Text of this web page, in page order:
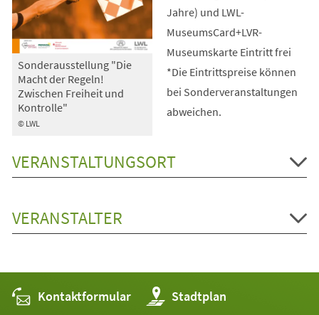
© LWL
Sonderausstellung "Die
Macht der Regeln!
Zwischen Freiheit und
Kontrolle"
Jahre) und LWL-
MuseumsCard+LVR-
Museumskarte Eintritt frei
*Die Eintrittspreise können
bei Sonderveranstaltungen
abweichen.
VERANSTALTUNGSORT
VERANSTALTER
Kontaktformular Stadtplan
(Öffnet
in